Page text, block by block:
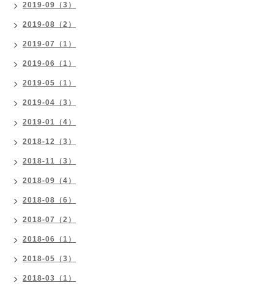
2019-09（3）
2019-08（2）
2019-07（1）
2019-06（1）
2019-05（1）
2019-04（3）
2019-01（4）
2018-12（3）
2018-11（3）
2018-09（4）
2018-08（6）
2018-07（2）
2018-06（1）
2018-05（3）
2018-03（1）